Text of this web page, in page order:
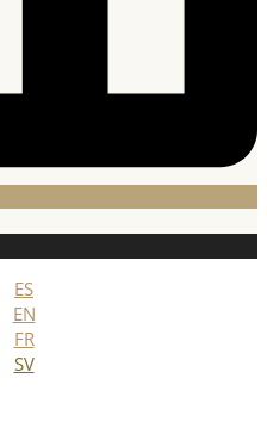
ES
EN
FR
SV